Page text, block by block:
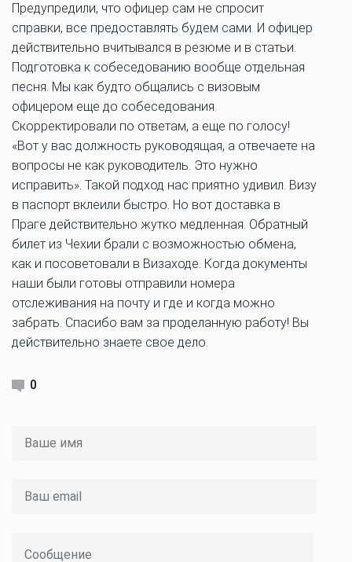
Предупредили, что офицер сам не спросит
справки, все предоставлять будем сами. И офицер
действительно вчитывался в резюме и в статьи.
Подготовка к собеседованию вообще отдельная
песня. Мы как будто общались с визовым
офицером еще до собеседования.
Скорректировали по ответам, а еще по голосу!
«Вот у вас должность руководящая, а отвечаете на
вопросы не как руководитель. Это нужно
исправить». Такой подход нас приятно удивил. Визу
в паспорт вклеили быстро. Но вот доставка в
Праге действительно жутко медленная. Обратный
билет из Чехии брали с возможностью обмена,
как и посоветовали в Визаходе. Когда документы
наши были готовы отправили номера
отслеживания на почту и где и когда можно
забрать. Спасибо вам за проделанную работу! Вы
действительно знаете свое дело.
0